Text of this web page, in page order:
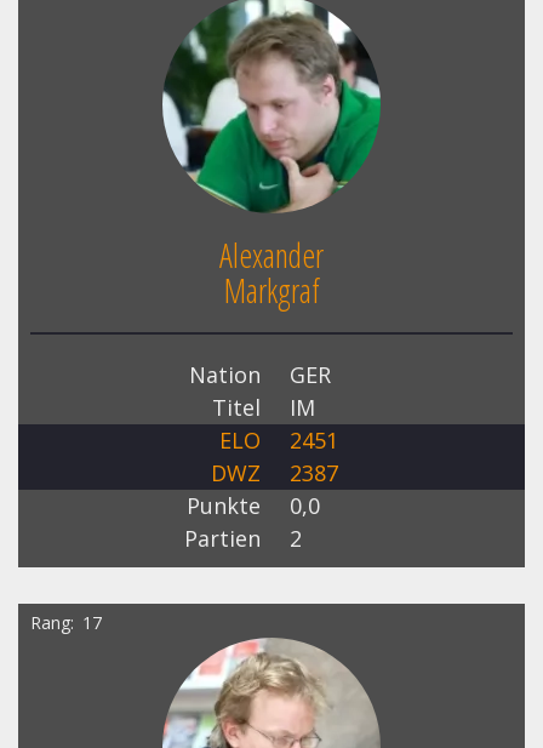
Alexander
Markgraf
Nation
GER
Titel
IM
ELO
2451
DWZ
2387
Punkte
0,0
Partien
2
Rang 17